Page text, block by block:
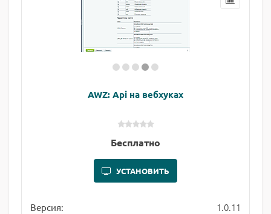
AWZ: Api на вебхуках
Бесплатно
УСТАНОВИТЬ
Версия: 1.0.11